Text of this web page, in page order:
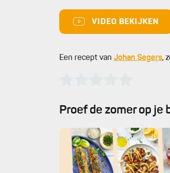
VIDEO BEKIJKEN
Een recept van Johan Segers,
Proef de zomer op je